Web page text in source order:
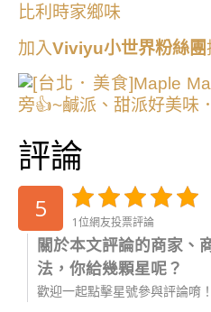
比利時家鄉味
加入Viviyu小世界粉絲團
評論
5 1位網友投票評論
關於本文評論的商家、
法，你給幾顆星呢？
歡迎一起點擊星號參與評論唷！